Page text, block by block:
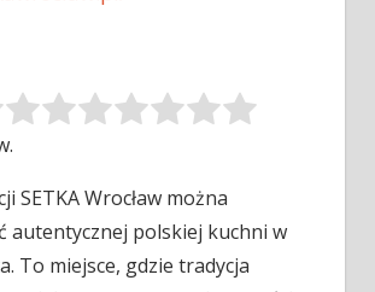
SETKA Wrocław można
autentycznej polskiej kuchni w
To miejsce, gdzie tradycja